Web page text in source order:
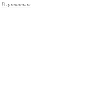
В цитатник